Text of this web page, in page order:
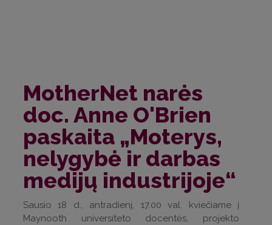
MotherNet narės
doc. Anne O'Brien
paskaita „Moterys,
nelygybė ir darbas
medijų industrijoje“
Sausio 18 d., antradienį, 17.00 val. kviečiame į
Maynooth universiteto docentės, projekto